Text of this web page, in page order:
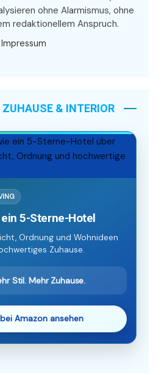
ohne Alarmismus, ohne
redaktionellem Anspruch.
Impressum
& INTERIOR
5-Sterne-Hotel
Ordnung und Wohnideen
Zuhause.
Stil. Mehr Zuhause.
Amazon ansehen